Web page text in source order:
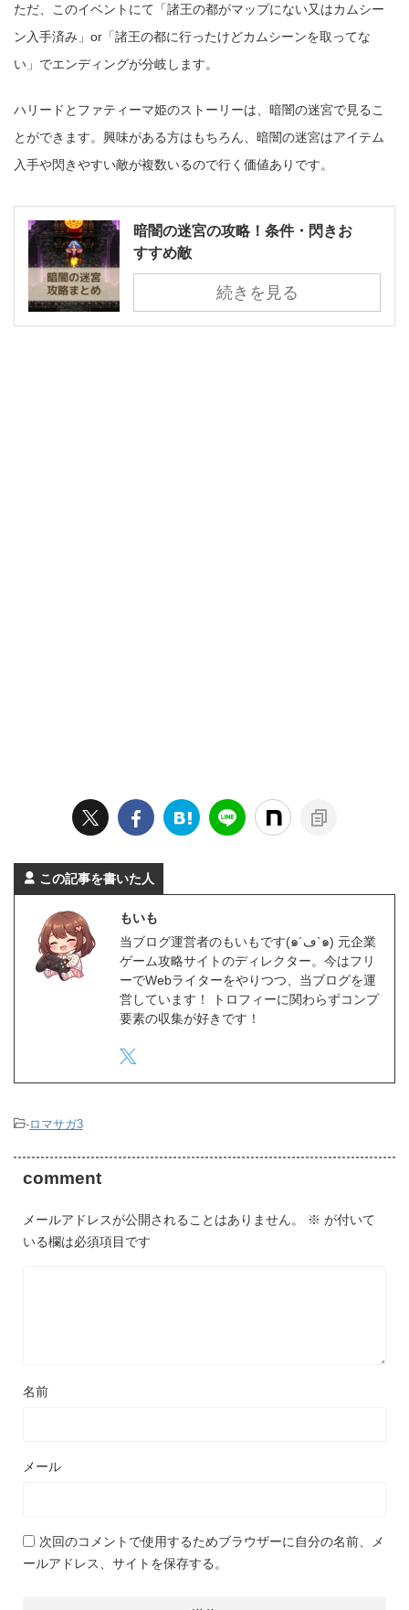
ただ、このイベントにて「諸王の都がマップにない又はカムシー
ン入手済み」or「諸王の都に行ったけどカムシーンを取ってな
い」でエンディングが分岐します。
ハリードとファティーマ姫のストーリーは、暗闇の迷宮で見るこ
とができます。興味がある方はもちろん、暗闇の迷宮はアイテム
入手や閃きやすい敵が複数いるので行く価値ありです。
暗闇の迷宮の攻略！条件・閃きお
すすめ敵
続きを見る
この記事を書いた人
もいも
当ブログ運営者のもいもです(๑´ڡ`๑) 元企業
ゲーム攻略サイトのディレクター。今はフリ
ーでWebライターをやりつつ、当ブログを運
営しています！ トロフィーに関わらずコンプ
要素の収集が好きです！
-ロマサガ3
comment
メールアドレスが公開されることはありません。 ※ が付いて
いる欄は必須項目です
名前
メール
次回のコメントで使用するためブラウザーに自分の名前、メ
ールアドレス、サイトを保存する。